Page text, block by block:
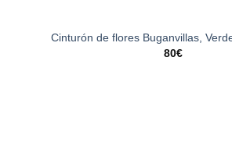
Cinturón de flores Buganvillas,
80€